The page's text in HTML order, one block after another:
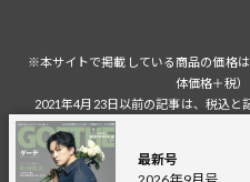
最新号
※本サイトで掲載している商品の価格
体価格＋税）
2021年4月23日以前の記事は、税込と
税込の場合の税額は掲